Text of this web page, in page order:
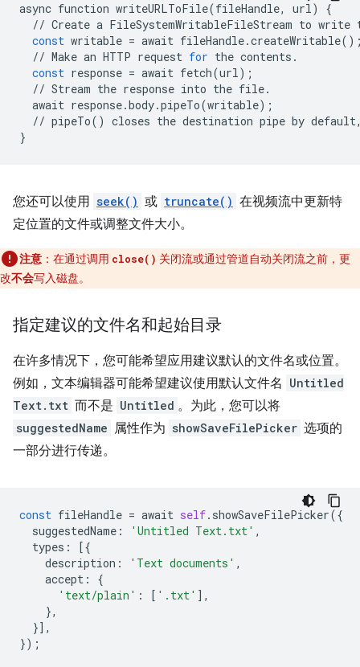
async function writeURLToFile(fileHandle, url)
{
// Create a FileSystemWritableFileStream to write
const writable = await fileHandle.createWritable
// Make an HTTP request for the contents .
const response = await fetch(url);
// Stream the response into the file.
await response.body.pipeTo(writable);
// pipeTo() closes the destination pipe by default
}
您还可以使用 seek() 或 truncate() 在视频流中更新特
定位置的文件或调整文件大小。
注意 ：在通过调用 close() 关闭流或通过管道自动关闭流之前，更
改不会写入磁盘。
指定建议的文件名和起始目录
在许多情况下，您可能希望应用建议默认的文件名或位置。
例如，文本编辑器可能希望建议使用默认文件名 Untitled
Text.txt 而不是 Untitled 。为此，您可以将
suggestedName 属性作为 showSaveFilePicker 选项的
一部分进行传递。
const fileHandle = await self. showSaveFilePicker({
suggestedName : 'Untitled Text.txt' ,
types :
[{
description : 'Text documents' ,
accept :
{
'text/plain' : [ '.txt' ],
},
}],
});